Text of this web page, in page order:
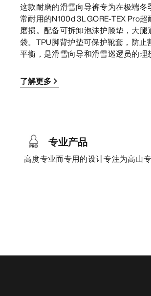
这款耐磨的滑雪向导裤专为在极端
常耐用的N100d 3L GORE-TEX Pro
磨损。配备可拆卸泡沫护膝垫，大
袋。TPU脚背护垫可保护靴套，防
平衡，是滑雪向导和滑雪巡逻员的理
了解更多
专业产品
高度专业而专用的设计专注为高山